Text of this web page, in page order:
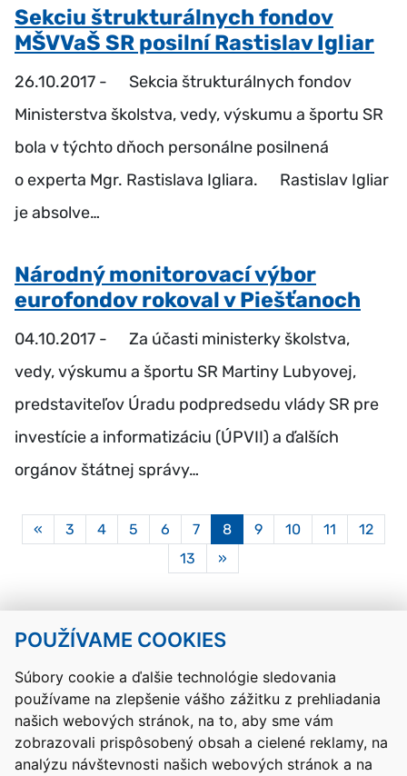
POUŽÍVAME COOKIES
Súbory cookie a ďalšie technológie sledovania
používame na zlepšenie vášho zážitku z prehliadania
našich webových stránok, na to, aby sme vám
zobrazovali prispôsobený obsah a cielené reklamy, na
analýzu návštevnosti našich webových stránok a na
Sekciu štrukturálnych fondov
MŠVVaŠ SR posilní Rastislav Igliar
26.10.2017 - Sekcia štrukturálnych fondov
Ministerstva školstva, vedy, výskumu a športu SR
bola v týchto dňoch personálne posilnená
o experta Mgr. Rastislava Igliara. Rastislav Igliar
je absolve…
Národný monitorovací výbor
eurofondov rokoval v Piešťanoch
04.10.2017 - Za účasti ministerky školstva,
vedy, výskumu a športu SR Martiny Lubyovej,
predstaviteľov Úradu podpredsedu vlády SR pre
investície a informatizáciu (ÚPVII) a ďalších
orgánov štátnej správy…
« 3 4 5 6 7 8Aktuálna
stránka
9 10 11
12
13
»
Kontakty Mapa stránky RSS
Vyhlásenie o prístupnosti
Nastavenia cookies
Prevádzkovateľom služby je Ministerstvo školstva, výskumu,